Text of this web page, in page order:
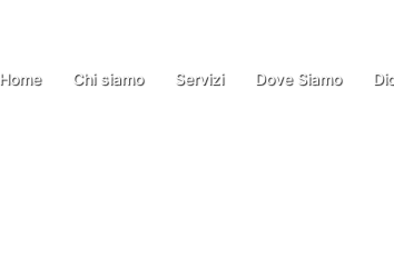
Home Chi siamo Servizi Dove Siamo